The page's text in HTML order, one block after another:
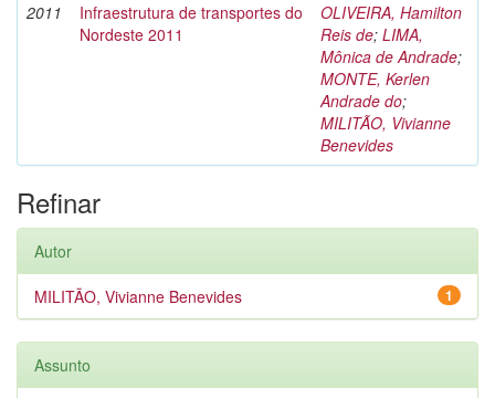
2011
Infraestrutura de transportes do
Nordeste 2011
OLIVEIRA, Hamilton
Reis de; LIMA,
Mônica de Andrade;
MONTE, Kerlen
Andrade do;
MILITÃO, Vivianne
Benevides
Refinar
Autor
1
MILITÃO, Vivianne Benevides
Assunto